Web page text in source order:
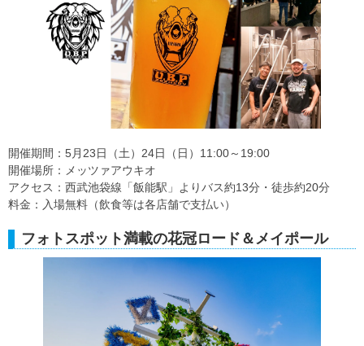
開催期間：5月23日（土）24日（日）11:00～19:00
開催場所：メッツァアウキオ
アクセス：西武池袋線「飯能駅」よりバス約13分・徒歩約20分
料金：入場無料（飲食等は各店舗で支払い）
フォトスポット満載の花冠ロード＆メイポール